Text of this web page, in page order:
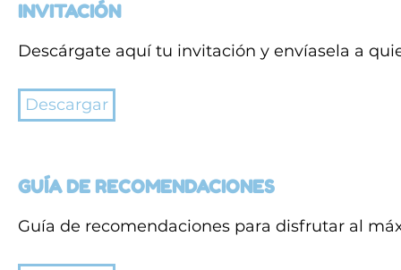
INVITACIÓN
Descárgate aquí tu invitación y envíasela a
Descargar
GUÍA DE RECOMENDACIONES
Guía de recomendaciones para disfrutar al